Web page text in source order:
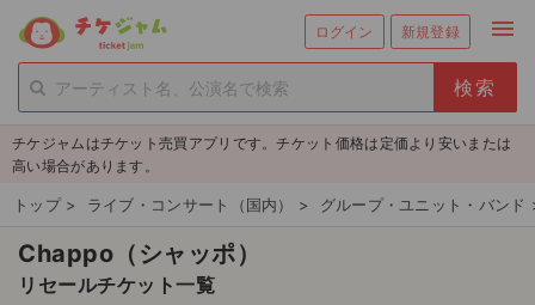
ログイン 新規登録 menu
person_add 新規会員登録
チケットを探す
新着チケット
値下げしたチケット
チケジャムはチケット売買アプリです。チケット価格は定価より安いまたは
高い場合があります。
トップ > ライブ・コンサート（国内） > グループ・ユニット・バンド
Chappo（シャッポ）
リセールチケット一覧